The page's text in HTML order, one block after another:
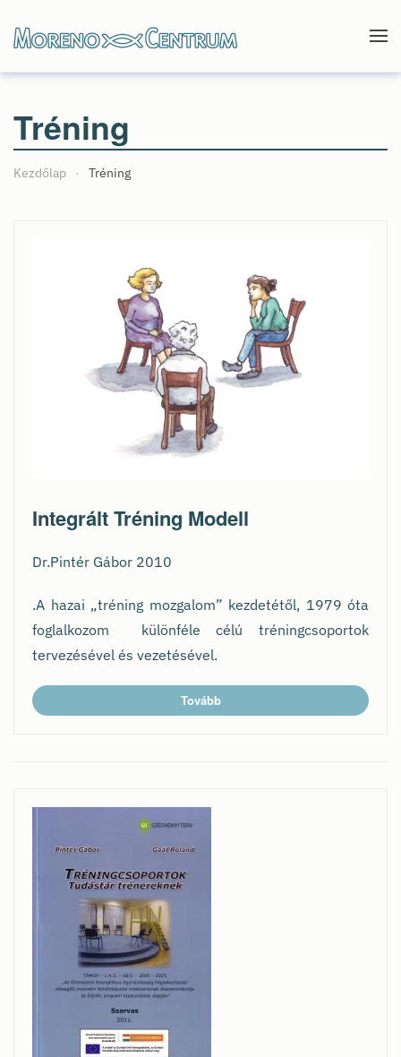
Skip to main content
Tréning
Kezdőlap Tréning
Integrált Tréning Modell
Dr.Pintér Gábor 2010
.A hazai „tréning mozgalom” kezdetétől, 1979 óta
foglalkozom különféle célú tréningcsoportok
tervezésével és vezetésével.
Tovább